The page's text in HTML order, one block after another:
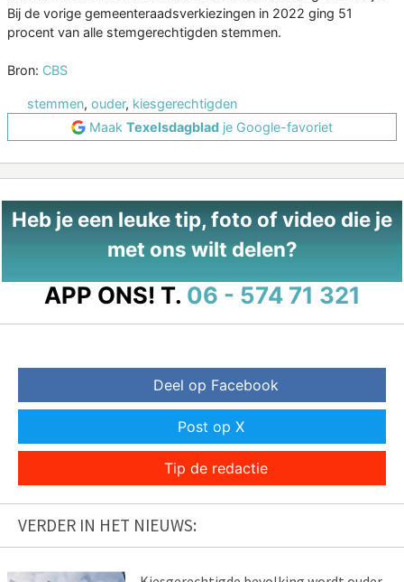
Bij de vorige gemeenteraadsverkiezingen in 2022 ging 51
procent van alle stemgerechtigden stemmen.
Bron: CBS
stemmen, ouder, kiesgerechtigden
Maak Texelsdagblad je Google-favoriet
Heb je een leuke tip, foto of video die je
met ons wilt delen?
APP ONS! T. 06 - 574 71 321
Deel op Facebook
Post op X
Tip de redactie
VERDER IN HET NIEUWS: